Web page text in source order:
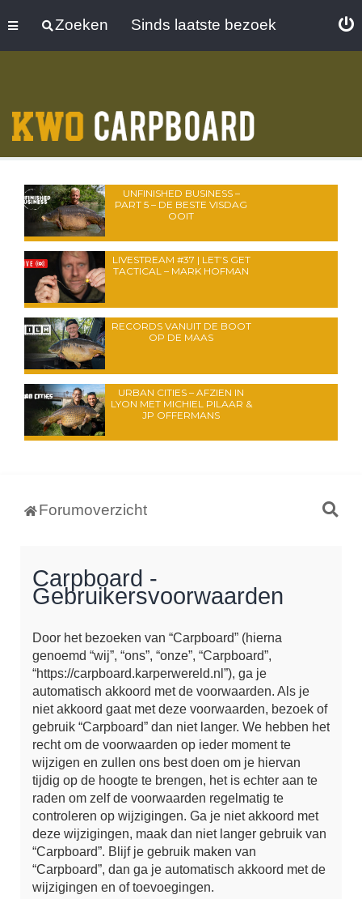
Zoeken Sinds laatste bezoek
UNFINISHED BUSINESS –
PART 5 – DE BESTE VISDAG
OOIT
LIVESTREAM #37 | LET’S GET
TACTICAL – MARK HOFMAN
RECORDS VANUIT DE BOOT
OP DE MAAS
URBAN CITIES – AFZIEN IN
LYON MET MICHIEL PILAAR &
JP OFFERMANS
Forumoverzicht
Carpboard -
Gebruikersvoorwaarden
Door het bezoeken van “Carpboard” (hierna
genoemd “wij”, “ons”, “onze”, “Carpboard”,
“https://carpboard.karperwereld.nl”), ga je
automatisch akkoord met de voorwaarden. Als je
niet akkoord gaat met deze voorwaarden, bezoek of
gebruik “Carpboard” dan niet langer. We hebben het
recht om de voorwaarden op ieder moment te
wijzigen en zullen ons best doen om je hiervan
tijdig op de hoogte te brengen, het is echter aan te
raden om zelf de voorwaarden regelmatig te
controleren op wijzigingen. Ga je niet akkoord met
deze wijzigingen, maak dan niet langer gebruik van
“Carpboard”. Blijf je gebruik maken van
“Carpboard”, dan ga je automatisch akkoord met de
wijzigingen en of toevoegingen.